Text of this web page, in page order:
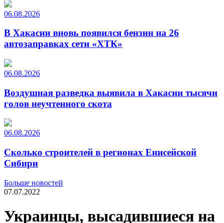
06.08.2026
В Хакасии вновь появился бензин на 26
автозаправках сети «ХТК»
06.08.2026
Воздушная разведка выявила в Хакасии тысячи
голов неучтенного скота
06.08.2026
Сколько строителей в регионах Енисейской
Сибири
Больше новостей
07.07.2022
Украинцы, высадившиеся на